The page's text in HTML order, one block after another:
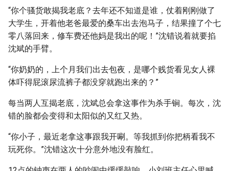
“你个骚货敢揭我老底？去年还不知道是谁，仗着刚刚做了
大学生，开着他老爸最爱的桑车出去泡马子，结果撞了个七
零八落回来，修车费还他妈是我出的呢！”沈错说着就要掐
沈斌的手臂。
“你奶奶的，上个月我们出去包夜，是哪个贱货看见女人裸
体吓得屁滚尿流裤子都没穿就跑出来的？”
每当两人互揭老底，沈斌总会拿这事作为杀手锏。每次，沈
错的脸都会变得和太阳似的又红又热。
“你小子，最近老拿这事跟我开唰。等我抓到你把柄看我不
玩死你。”沈错这次十分意外地没有脸红。